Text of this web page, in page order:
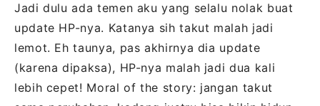
Jadi dulu ada temen aku yang selalu nolak buat
update HP-nya. Katanya sih takut malah jadi
lemot. Eh taunya, pas akhirnya dia update
(karena dipaksa), HP-nya malah jadi dua kali
lebih cepet! Moral of the story: jangan takut